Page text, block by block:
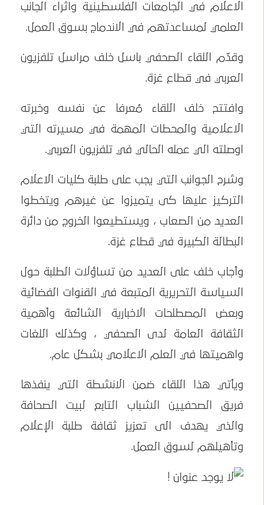
الاعلام في الجامعات الفلسطينية واثراء الجانب
العلمي لمساعدتهم في الاندماج بسوق العمل.
وقدّم اللقاء الصحفي باسل خلف مراسل تلفزيون
العربي في قطاع غزة.
وافتتح خلف اللقاء مُعرفا عن نفسه وخبرته
الاعلامية والمحطات المهمة في مسيرته التي
اوصلته الي عمله الحالي في تلفزيون العربي.
وشرح الجوانب التي يجب على طلبة كليات الاعلام
التركيز عليها كى يتميزوا عن غيرهم ويتخطوا
العديد من الصعاب ، ويستطيعوا الخروج من دائرة
البطالة الكبيرة في قطاع غزة.
وأجاب خلف على العديد من تساؤلات الطلبة حول
السياسة التحريرية المتبعة في القنوات الفضائية
وبعض المصطلحات الاخبارية الشائعة وأهمية
الثقافة العامة لدى الصحفي ، وكذلك اللغات
واهميتها في العلم الاعلامي بشكل عام.
ويأتي هذا اللقاء ضمن الانشطة التي ينفذها
فريق الصحفيين الشباب التابع لبيت الصحافة
والذي يهدف الى تعزيز ثقافة طلبة الإعلام
وتأهيلهم لسوق العمل.